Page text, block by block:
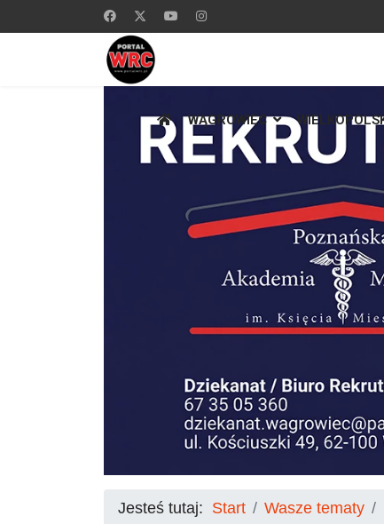
WĄGROWIEC
Jesteś tutaj: Start Wasze tematy